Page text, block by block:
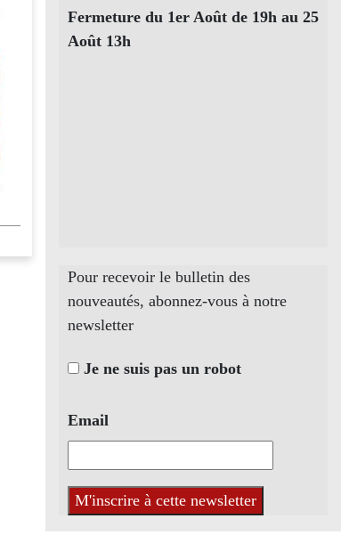
Fermeture du 1er Août de 19h au 25
Août 13h
Pour recevoir le bulletin des
nouveautés, abonnez-vous à notre
newsletter
Je ne suis pas un robot
Email